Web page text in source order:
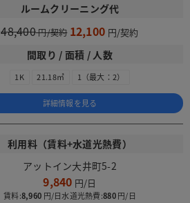
ルームクリーニング代
48,400 12,100
間取り / 面積 / 人数
1K 21.18㎡ 1（最大：2）
詳細情報を見る
利用料（賃料+水道光熱費）
アットイン大井町5-2
9,840
賃料:8,960 水道光熱費:880